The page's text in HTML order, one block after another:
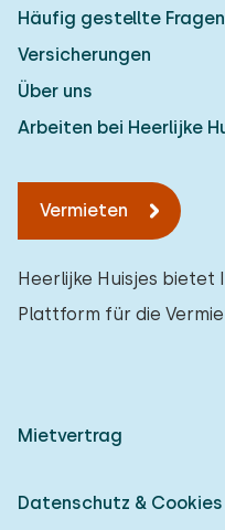
Häufig gestellte Fragen
Versicherungen
Über uns
Arbeiten bei Heerlijke
Vermieten
Heerlijke Huisjes bietet
Plattform für die
Mietvertrag
Datenschutz & Cookies